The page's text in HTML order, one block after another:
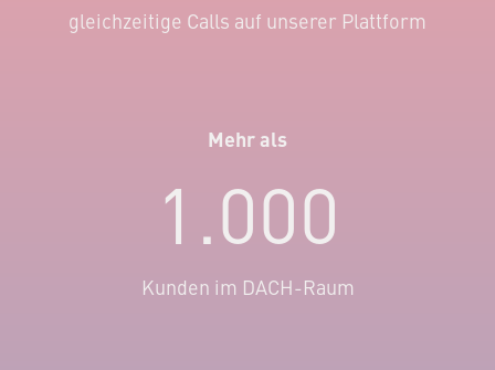
gleichzeitige Calls auf unserer Plattform
Mehr als
1.000
Kunden im DACH-Raum